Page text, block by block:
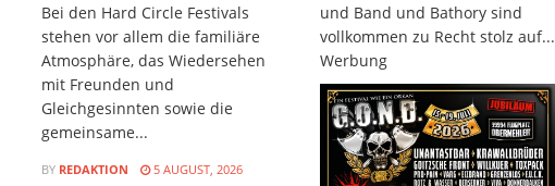
Bei den Hard Circle Festivals
stehen vor allem die familiäre
Atmosphäre, das Wiedersehen
mit Freunden und
Gleichgesinnten sowie die
gemeinsame...
BY REDAKTION 5 AUGUST, 2026
und Band und Bathory sind
vollkommen zu Recht stolz auf...
Werbung